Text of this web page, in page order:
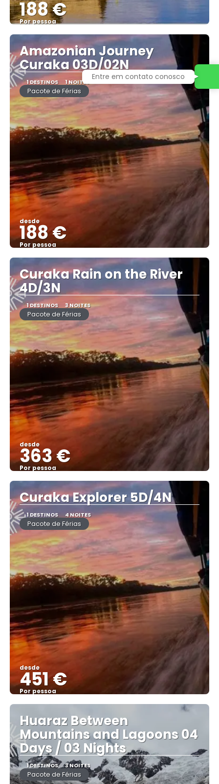
188 €
Por pessoa
Vejo
Amazonian Journey
Curaka 03D/02N
1 DESTINOS 1 NOITES
Pacote de Férias
desde
188 €
Por pessoa
Vejo
Curaka Rain on the River
4D/3N
1 DESTINOS 3 NOITES
Pacote de Férias
desde
363 €
Por pessoa
Vejo
Curaka Explorer 5D/4N
1 DESTINOS 4 NOITES
Pacote de Férias
desde
451 €
Por pessoa
Vejo
Huaraz Between
Mountains and Lagoons 04
Days / 03 Nights
1 DESTINOS 3 NOITES
Pacote de Férias
Entre em contato conosco